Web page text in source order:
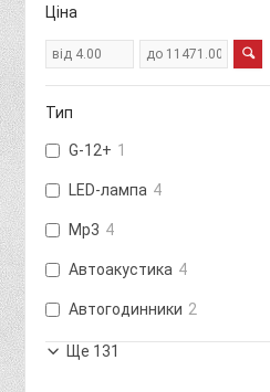
Ціна
Тип
G-12+ 1
LED-лампа 4
Mp3 4
Автоакустика 4
Автогодинники 2
Ще 131